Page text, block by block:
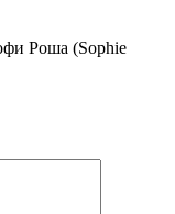
Роша (Sophie